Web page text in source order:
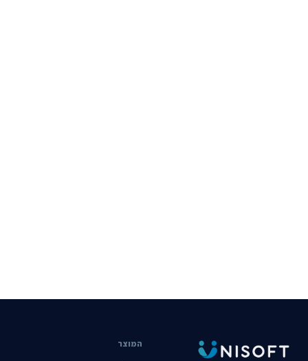
המוצר